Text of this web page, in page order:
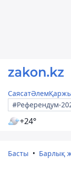
СаясатӘлем
#Референдум-
+24°
Басты Барлық